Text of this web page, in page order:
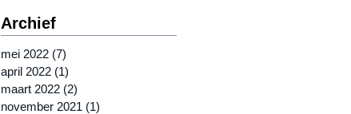
Archief
mei 2022 (7)
april 2022 (1)
maart 2022 (2)
november 2021 (1)